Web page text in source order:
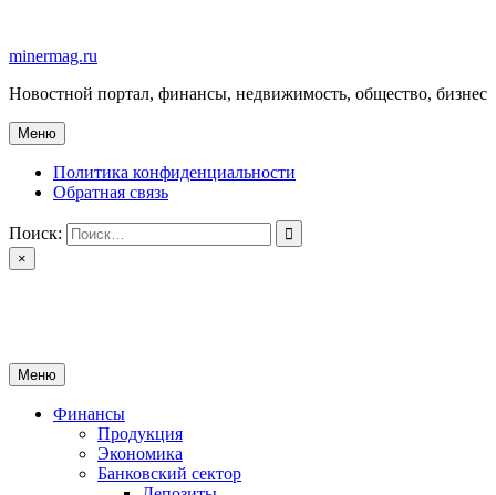
содержимому
minermag.ru
Новостной портал, финансы, недвижимость, общество, бизнес
Меню
Политика конфиденциальности
Обратная связь
Поиск:
×
Меню
Финансы
Продукция
Экономика
Банковский сектор